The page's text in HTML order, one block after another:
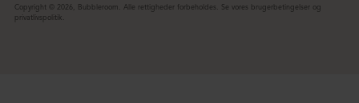
Copyright © 2026, Bubbleroom. Alle rettigheder forbeholdes. Se vores brugerbetingelser og
privatlivspolitik.